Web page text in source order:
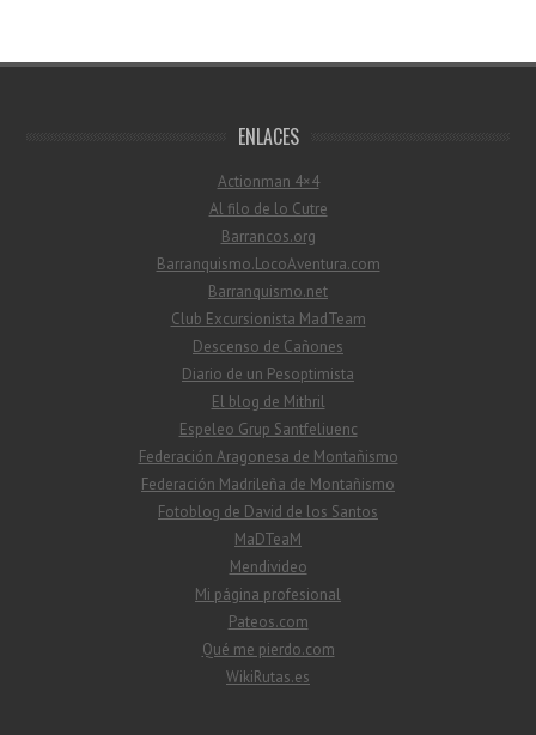
ENLACES
Actionman 4×4
Al filo de lo Cutre
Barrancos.org
Barranquismo.LocoAventura.com
Barranquismo.net
Club Excursionista MadTeam
Descenso de Cañones
Diario de un Pesoptimista
El blog de Mithril
Espeleo Grup Santfeliuenc
Federación Aragonesa de Montañismo
Federación Madrileña de Montañismo
Fotoblog de David de los Santos
MaDTeaM
Mendivideo
Mi página profesional
Pateos.com
Qué me pierdo.com
WikiRutas.es